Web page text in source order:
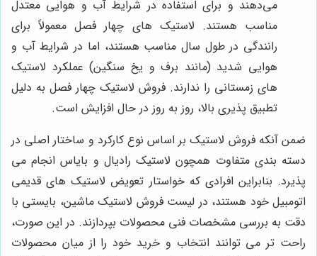
می‌دهند و برای استفاده در شرایط آب و هوایی معتدل
مناسب هستند. لاستیک های چهار فصل معمولاً برای
رانندگی در طول سال مناسب هستند، اما در شرایط آب و
هوایی شدید (مانند برف و یخ سنگین) عملکرد لاستیک
های زمستانی را ندارند. فروش لاستیک چهار فصل به دلیل
تطبیق پذیری بالا، روز به روز در حال افزایش است.
ضمن آنکه فروش لاستیک بر اساس نوع کارکرد و ساختار اصلی در
دسته بندی متفاوت همچون لاستیک رادیال و بایاس انجام می
پذیرد. بنابراین افرادی که خواستار تعویض لاستیک های قدیمی
اتومبیل خود هستند، در لیست فروش لاستیک ماشین، بایستی با
دقت به بررسی مشخصات فنی محصولات بپردازند. در این صورت،
راحت تر می توانند انتخاب و خرید خود را از میان محصولات